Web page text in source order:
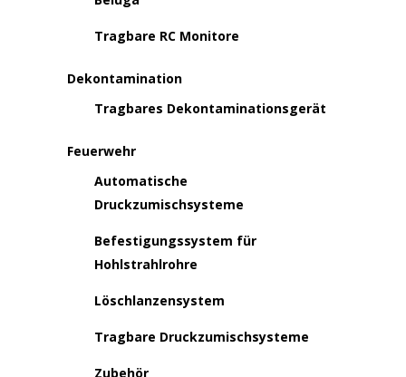
Tragbare RC Monitore
Dekontamination
Tragbares Dekontaminationsgerät
Feuerwehr
Automatische
Druckzumischsysteme
Befestigungssystem für
Hohlstrahlrohre
Löschlanzensystem
Tragbare Druckzumischsysteme
Zubehör